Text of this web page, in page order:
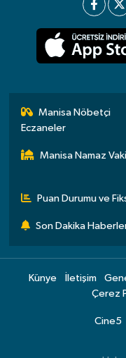
Manisa Nöbetçi
Eczaneler
Manisa Namaz
Puan Durumu ve
Son Dakika
Künye İletişim
Çerez
Cine5